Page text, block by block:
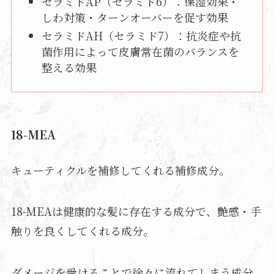
しわ対策・ターンオーバーを促す効果
セラミドAH（セラミド7）：抗炎症や抗
菌作用によって皮膚常在菌のバランスを
整える効果
18-MEA
キューティクルを補修してくれる補修成分。
18-MEAは健康的な髪に存在する成分で、艶感・手
触りを良くしてくれる成分。